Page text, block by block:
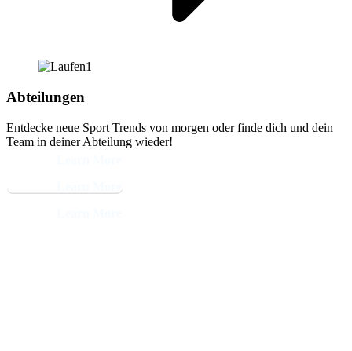
Abteilungen
Entdecke neue Sport Trends von morgen oder finde dich und dein
Team in deiner Abteilung wieder!